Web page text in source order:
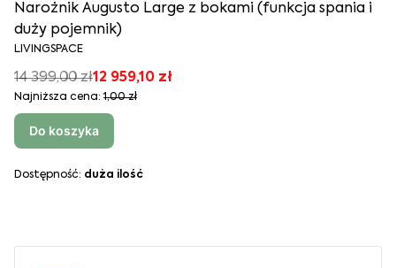
Narożnik Augusto Large z bokami (funkcja spania i
duży pojemnik)
LIVINGSPACE
14 399,00 zł12 959,10 zł
Najniższa cena: 1,00 zł
Do koszyka
Dostępność: duża ilość